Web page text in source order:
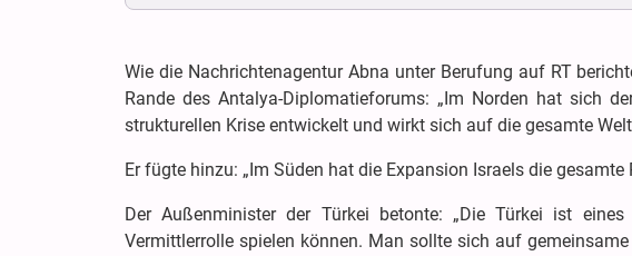
Wie die Nachrichtenagentur Abna unter Berufung auf RT
Rande des Antalya-Diplomatieforums: „Im Norden hat sich
strukturellen Krise entwickelt und wirkt sich auf die gesamte
Er fügte hinzu: „Im Süden hat die Expansion Israels die
Der Außenminister der Türkei betonte: „Die Türkei ist
Vermittlerrolle spielen können. Man sollte sich auf